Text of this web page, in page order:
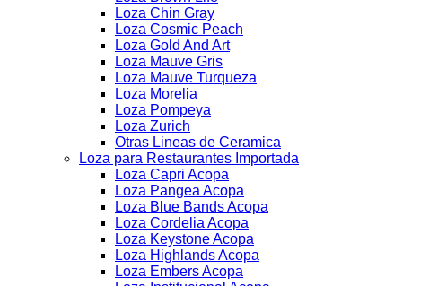
Loza Chin Gray
Loza Cosmic Peach
Loza Gold And Art
Loza Mauve Gris
Loza Mauve Turqueza
Loza Morelia
Loza Pompeya
Loza Zurich
Otras Lineas de Ceramica
Loza para Restaurantes Importada
Loza Capri Acopa
Loza Pangea Acopa
Loza Blue Bands Acopa
Loza Cordelia Acopa
Loza Keystone Acopa
Loza Highlands Acopa
Loza Embers Acopa